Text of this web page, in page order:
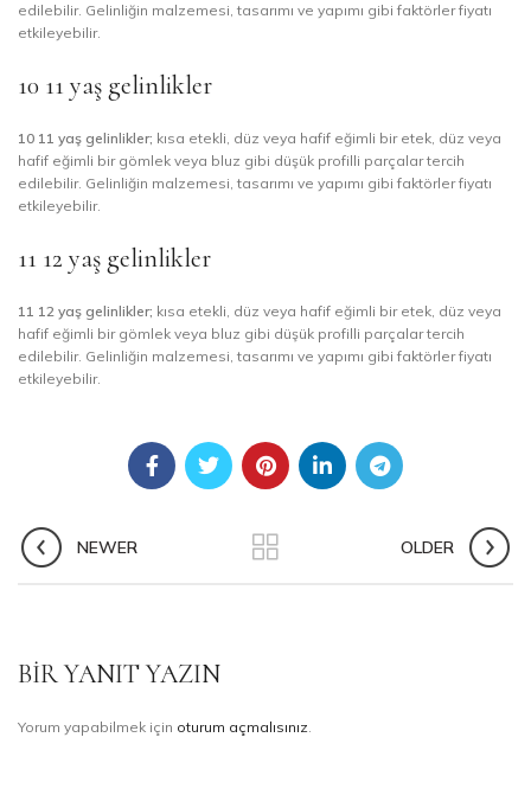
edilebilir. Gelinliğin malzemesi, tasarımı ve yapımı gibi faktörler fiyatı
etkileyebilir.
10 11 yaş gelinlikler
10 11 yaş gelinlikler; kısa etekli, düz veya hafif eğimli bir etek, düz veya
hafif eğimli bir gömlek veya bluz gibi düşük profilli parçalar tercih
edilebilir. Gelinliğin malzemesi, tasarımı ve yapımı gibi faktörler fiyatı
etkileyebilir.
11 12 yaş gelinlikler
11 12 yaş gelinlikler; kısa etekli, düz veya hafif eğimli bir etek, düz veya
hafif eğimli bir gömlek veya bluz gibi düşük profilli parçalar tercih
edilebilir. Gelinliğin malzemesi, tasarımı ve yapımı gibi faktörler fiyatı
etkileyebilir.
NEWER OLDER
BIR YANIT YAZIN
Yorum yapabilmek için oturum açmalısınız.